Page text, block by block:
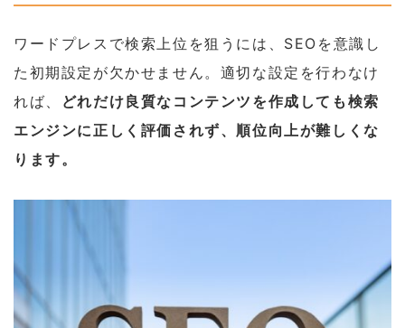
ワードプレスで検索上位を狙うには、SEOを意識し
た初期設定が欠かせません。適切な設定を行わなけ
れば、
どれだけ良質なコンテンツを作成しても検索
エンジンに正しく評価されず、順位向上が難しくな
ります。